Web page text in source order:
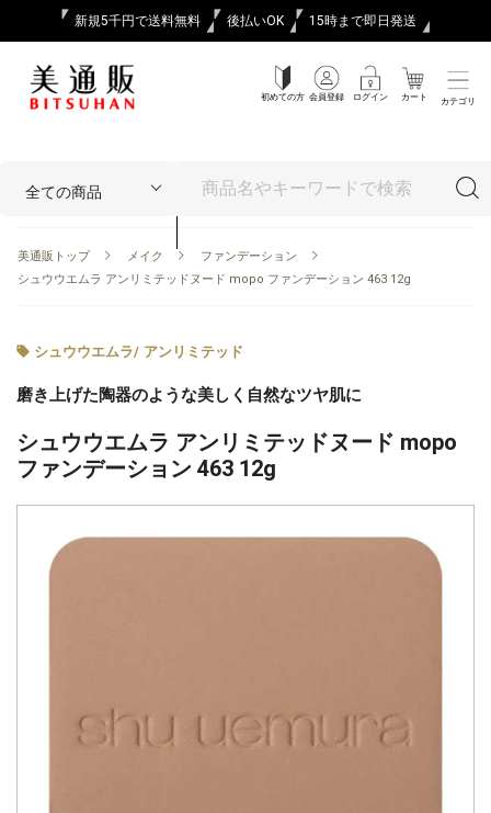
新規5千円で送料無料 後払いOK 15時まで即日発送
初めての方 会員登録 ログイン カート カテゴリ
美通販トップ メイク
ファンデーション
シュウウエムラ アンリミテッドヌード mopo ファンデーション 463 12g
シュウウエムラ/ アンリミテッド
磨き上げた陶器のような美しく自然なツヤ肌に
シュウウエムラ アンリミテッドヌード mopo
ファンデーション 463 12g